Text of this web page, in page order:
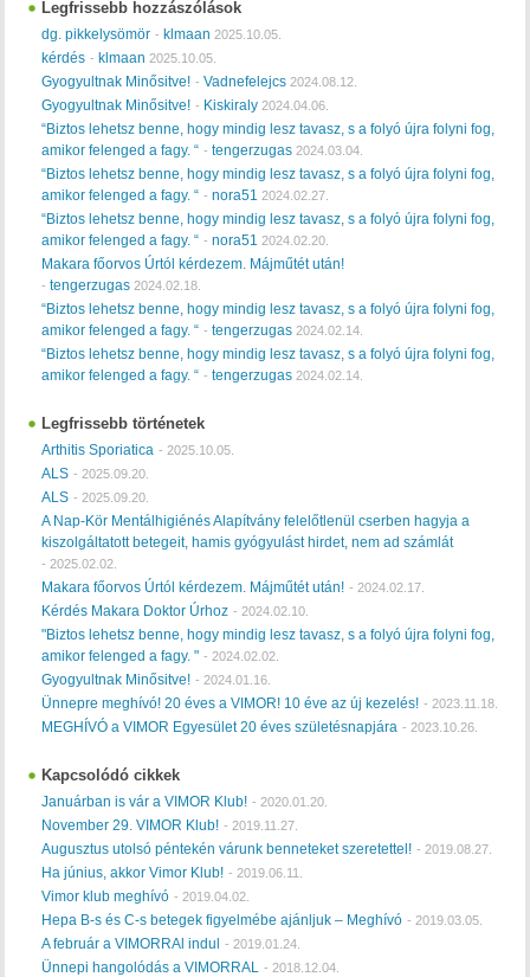
Legfrissebb hozzászólások
dg. pikkelysömör - klmaan 2025.10.05.
kérdés - klmaan 2025.10.05.
Gyogyultnak Minősitve! -Vadnefelejcs 2024.08.12.
Gyogyultnak Minősitve! - Kiskiraly 2024.04.06.
“Biztos lehetsz benne, hogy mindig lesz tavasz, s a folyó újra folyni fog,
amikor felenged a fagy. “ -tengerzugas 2024.03.04.
“Biztos lehetsz benne, hogy mindig lesz tavasz, s a folyó újra folyni fog,
amikor felenged a fagy. “ -nora51 2024.02.27.
“Biztos lehetsz benne, hogy mindig lesz tavasz, s a folyó újra folyni fog,
amikor felenged a fagy. “ -nora51 2024.02.20.
Makara főorvos Úrtól kérdezem. Májműtét után!
-tengerzugas 2024.02.18.
“Biztos lehetsz benne, hogy mindig lesz tavasz, s a folyó újra folyni fog,
amikor felenged a fagy. “ -tengerzugas 2024.02.14.
“Biztos lehetsz benne, hogy mindig lesz tavasz, s a folyó újra folyni fog,
amikor felenged a fagy. “ -tengerzugas 2024.02.14.
Legfrissebb történetek
Arthitis Sporiatica - 2025.10.05.
ALS - 2025.09.20.
ALS - 2025.09.20.
A Nap-Kör Mentálhigiénés Alapítvány felelőtlenül cserben hagyja a
kiszolgáltatott betegeit, hamis gyógyulást hirdet, nem ad számlát
- 2025.02.02.
Makara főorvos Úrtól kérdezem. Májműtét után! - 2024.02.17.
Kérdés Makara Doktor Úrhoz - 2024.02.10.
"Biztos lehetsz benne, hogy mindig lesz tavasz, s a folyó újra folyni fog,
amikor felenged a fagy. " - 2024.02.02.
Gyogyultnak Minősitve! - 2024.01.16.
Ünnepre meghívó! 20 éves a VIMOR! 10 éve az új kezelés! - 2023.11.18.
MEGHÍVÓ a VIMOR Egyesület 20 éves születésnapjára - 2023.10.26.
Kapcsolódó cikkek
Januárban is vár a VIMOR Klub! - 2020.01.20.
November 29. VIMOR Klub! - 2019.11.27.
Augusztus utolsó péntekén várunk benneteket szeretettel! - 2019.08.27.
Ha június, akkor Vimor Klub! - 2019.06.11.
Vimor klub meghívó - 2019.04.02.
Hepa B-s és C-s betegek figyelmébe ajánljuk – Meghívó - 2019.03.05.
A február a VIMORRAl indul - 2019.01.24.
Ünnepi hangolódás a VIMORRAL - 2018.12.04.